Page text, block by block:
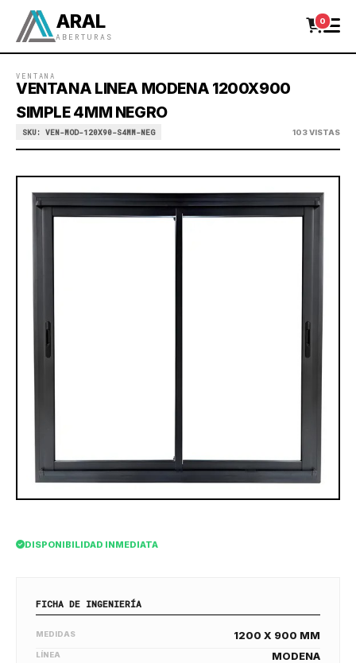
ARAL
ABERTURAS
0
VENTANA
VENTANA LINEA MODENA 1200X900
SIMPLE 4MM NEGRO
SKU: VEN-MOD-120X90-S4MM-NEG 103 VISTAS
DISPONIBILIDAD INMEDIATA
FICHA DE INGENIERÍA
MEDIDAS 1200 X 900 MM
LÍNEA MODENA